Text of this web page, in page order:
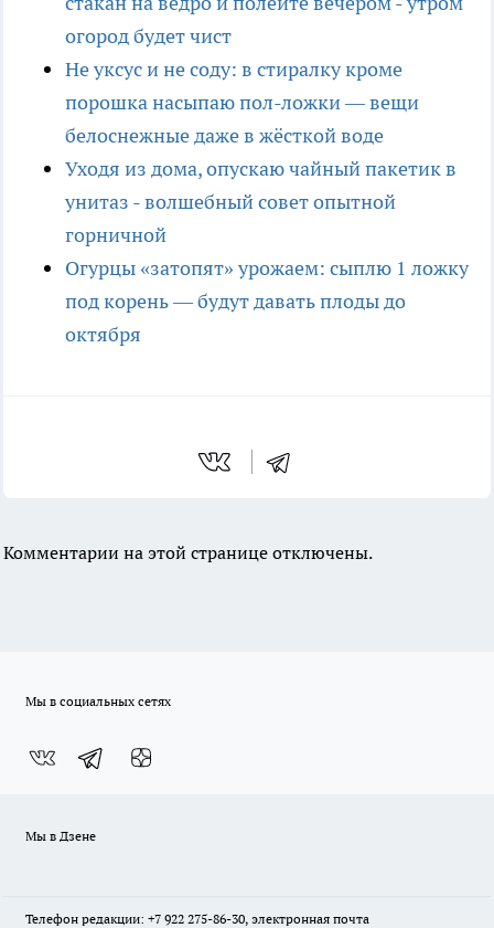
огород будет чист
Не уксус и не соду: в стиралку кроме
порошка насыпаю пол-ложки — вещи
белоснежные даже в жёсткой воде
Уходя из дома, опускаю чайный пакетик в
унитаз - волшебный совет опытной
горничной
Огурцы «затопят» урожаем: сыплю 1 ложку
под корень — будут давать плоды до
октября
Комментарии на этой странице отключены.
Мы в социальных сетях
Мы в Дзене
Телефон редакции: +7 922 275-86-30, электронная почта